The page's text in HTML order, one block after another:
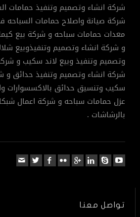
شركة انشاء وتصميم وتنفيذ حمامات
شركة صيانة واصلاح حمامات
معدات حمامات سباحه و شركة بيع
و شركة انشاء وتصميم وتنفيذوبيع
وتصميم وتنفيذ وبيع لاند سكيب و
شركة انشاء وتصميم وتنفيذ حدائق و
سكيب وتنسيق حدائق بالاكسسوارات
عزل حمامات سباحه و شركة اعمال
بالرشاشات .
تواصل معنا